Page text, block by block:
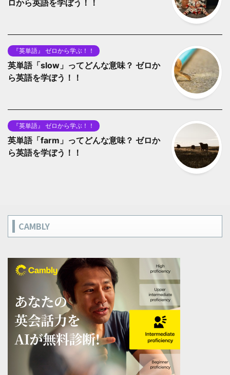
ロから英語を学ぼう！！
『英単語』 ゼロから学ぶ！！
英単語「slow」ってどんな意味？ ゼロか
ら英語を学ぼう！！
『英単語』 ゼロから学ぶ！！
英単語「farm」ってどんな意味？ ゼロか
ら英語を学ぼう！！
CAMBLY